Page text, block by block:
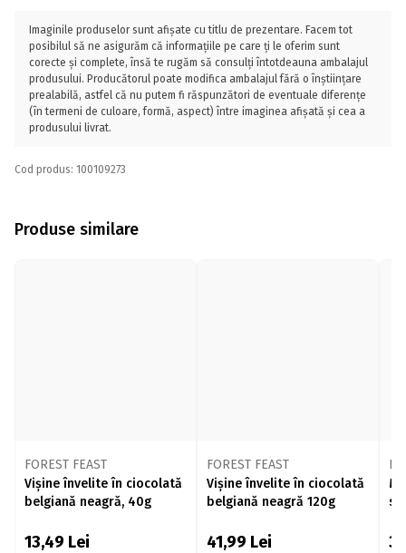
Imaginile produselor sunt afișate cu titlu de prezentare. Facem tot
posibilul să ne asigurăm că informațiile pe care ți le oferim sunt
corecte și complete, însă te rugăm să consulți întotdeauna ambalajul
produsului. Producătorul poate modifica ambalajul fără o înștiințare
prealabilă, astfel că nu putem fi răspunzători de eventuale diferențe
(în termeni de culoare, formă, aspect) între imaginea afișată și cea a
produsului livrat.
Cod produs: 100109273
Produse similare
FOREST FEAST
Vișine învelite în ciocolată
belgiană neagră, 40g
13,49 Lei
FOREST FEAST
Vișine învelite în ciocolată
belgiană neagră 120g
41,99 Lei